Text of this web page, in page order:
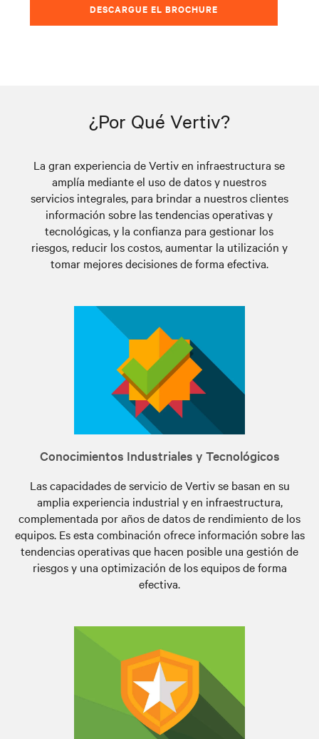
DESCARGUE EL BROCHURE
¿Por Qué Vertiv?
La gran experiencia de Vertiv en infraestructura se
amplía mediante el uso de datos y nuestros
servicios integrales, para brindar a nuestros clientes
información sobre las tendencias operativas y
tecnológicas, y la confianza para gestionar los
riesgos, reducir los costos, aumentar la utilización y
tomar mejores decisiones de forma efectiva.
Conocimientos Industriales y Tecnológicos
Las capacidades de servicio de Vertiv se basan en su
amplia experiencia industrial y en infraestructura,
complementada por años de datos de rendimiento de los
equipos. Es esta combinación ofrece información sobre las
tendencias operativas que hacen posible una gestión de
riesgos y una optimización de los equipos de forma
efectiva.